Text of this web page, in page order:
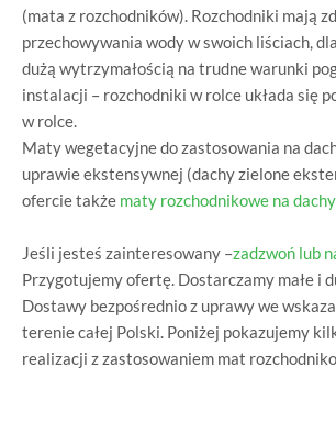
(mata z rozchodników). Rozchodniki mają
przechowywania wody w swoich liściach,
dużą wytrzymałością na trudne warunki
instalacji – rozchodniki w rolce układa się
w rolce.
Maty wegetacyjne do zastosowania na
uprawie ekstensywnej (dachy zielone
ofercie także maty rozchodnikowe na
Jeśli jesteś zainteresowany –zadzwoń lub
Przygotujemy ofertę. Dostarczamy małe i
Dostawy bezpośrednio z uprawy we
terenie całej Polski. Poniżej pokazujemy
realizacji z zastosowaniem mat